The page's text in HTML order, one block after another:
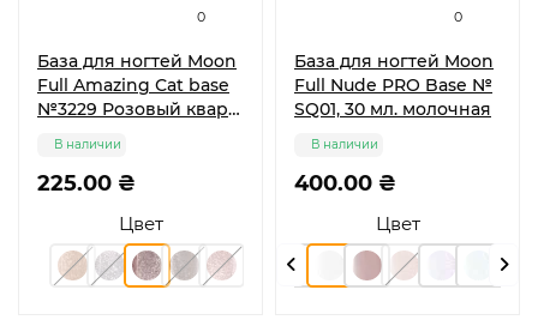
0
База для ногтей Moon
Full Amazing Сat base
№3229 Розовый кварц,
Цвет
225.00 ₴
В наличии
0
База для ногтей Moon
Full Nude PRO Base №
SQ01, 30 мл. молочная
Цвет
400.00 ₴
В наличии